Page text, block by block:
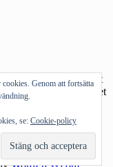
vem som lyssnar, att
man knappt vet brottet
av samtal som
som jobb att
WordPress.com.
Genom att fortsätta
se: Cookie-policy